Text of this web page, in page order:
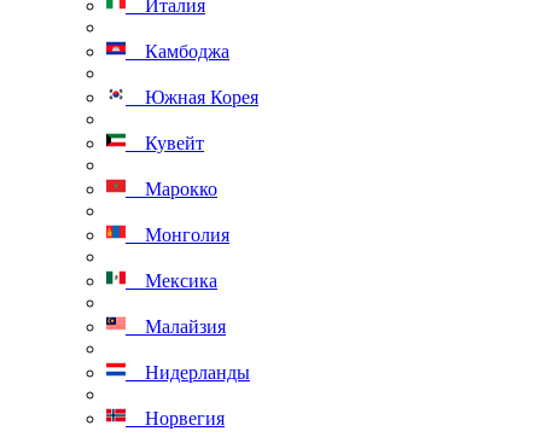
Италия
Камбоджа
Южная Корея
Кувейт
Марокко
Монголия
Мексика
Малайзия
Нидерланды
Норвегия